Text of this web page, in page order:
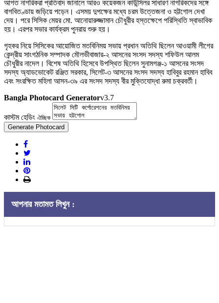
আগত নাগরিকরা প্রতিবাদ জানালে আরও কয়েকজন কাউন্সিলর সাধারণ নাগরিকদের সঙ্গে
বাগবিতণ্ডায় জড়িয়ে পড়েন। এসময় দুপক্ষের মধ্যে চরম উত্তেজনা ও হট্টগোল দেখা
দেয়। পরে সিসিক মেয়র মো. আনোয়ারুজ্জামান চৌধুরীর হস্তক্ষেপে পরিস্থিতি স্বাভাবিক
হয়। এরপর সভার কার্যক্রম পুনরায় শুরু হয়।
গৃহকর নিয়ে সিসিকের আয়োজিত মতবিনিময় সভায় প্রধান অতিথি ছিলেন আওয়ামী লীগের
কেন্দ্রীয় সাংগঠনিক সম্পাদক মৌলভীবাজার-২ আসনের সংসদ সদস্য শফিউল আলম
চৌধুরীর নাদেল। বিশেষ অতিথি হিসেবে উপস্থিত ছিলেন সুনামগঞ্জ-১ আসনের সংসদ
সদস্য অ্যাডভোকেট রঞ্জিত সরকার, সিলেট-৩ আসনের সংসদ সদস্য হাবিবুর রহমান হাবিব
এবং সংরক্ষিত মহিলা আসন-৩৯ এর সংসদ সদস্য বীর মুক্তিযোদ্ধা রুমা চক্রবর্তী।
Bangla Photocard Generatorv3.7
কাস্টম হেডিং ঐচ্ছিক
Generate Photocard
আপনার মতামত লিখুন :